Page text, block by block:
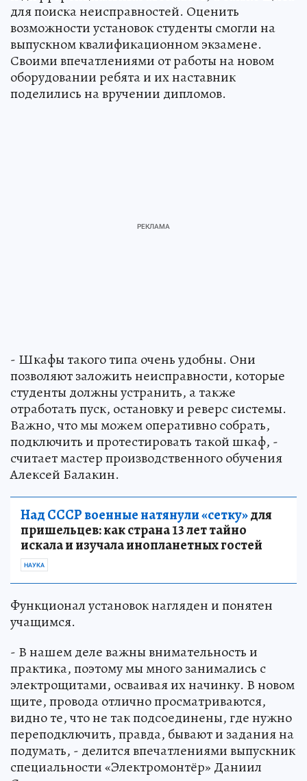
для поиска неисправностей. Оценить
возможности установок студенты смогли на
выпускном квалификационном экзамене.
Своими впечатлениями от работы на новом
оборудовании ребята и их наставник
поделились на вручении дипломов.
- Шкафы такого типа очень удобны. Они
позволяют заложить неисправности, которые
студенты должны устранить, а также
отработать пуск, остановку и реверс системы.
Важно, что мы можем оперативно собрать,
подключить и протестировать такой шкаф, -
считает мастер производственного обучения
Алексей Балакин.
Над СССР военные натянули «сетку»для
пришельцев: как страна 13 лет тайно
искала и изучала инопланетных гостей
НАУКА
Функционал установок нагляден и понятен
учащимся.
- В нашем деле важны внимательность и
практика, поэтому мы много занимались с
электрощитами, осваивая их начинку. В новом
щите, провода отлично просматриваются,
видно те, что не так подсоединены, где нужно
переподключить, правда, бывают и задания на
подумать, - делится впечатлениями выпускник
специальности «Электромонтёр» Даниил